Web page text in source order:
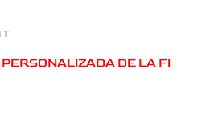
PERSONALIZADA DE LA FI